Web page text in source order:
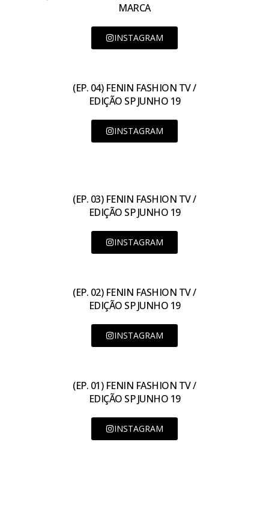
MARCA
INSTAGRAM
(EP. 04) FENIN FASHION TV /
EDIÇÃO SP JUNHO 19
INSTAGRAM
(EP. 03) FENIN FASHION TV /
EDIÇÃO SP JUNHO 19
INSTAGRAM
(EP. 02) FENIN FASHION TV /
EDIÇÃO SP JUNHO 19
INSTAGRAM
(EP. 01) FENIN FASHION TV /
EDIÇÃO SP JUNHO 19
INSTAGRAM